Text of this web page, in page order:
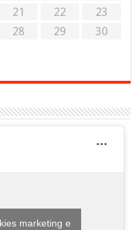
21 22
23
28 29
30
marketing e